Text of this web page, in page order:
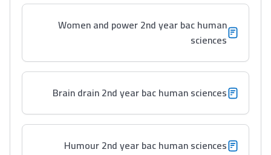
Women and power 2nd year bac human
sciences
Brain drain 2nd year bac human sciences
Humour 2nd year bac human sciences